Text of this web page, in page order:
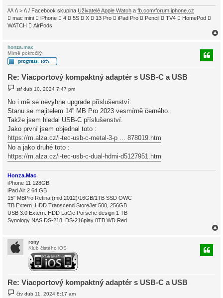
/\/\ /\ > /\ / Facebook skupina Uživatelé Apple Watch a fb.com/forum.iphone.cz
 mac mini  iPhone  4  5S  X  13 Pro  iPad Pro  Pencil  TV4  HomePod 
WATCH  AirPods
honza.mac
Mírně pokročilý
Re: Viacportový kompaktný adaptér s USB-C a USB
s
p
ě
v
e
stř dub 10, 2024 7:47 pm
No i mě se nevyhne upgrade příslušenství.
Stanu se majitelem 14” MB Pro 2023 vesmírně černého.
Takže jsem hledal USB-C příslušenství.
Jako první jsem objednal toto :
https://m.alza.cz/i-tec-usb-c-metal-3-p ... 878019.htm
No a jako druhé toto :
https://m.alza.cz/i-tec-usb-c-dual-hdmi-d5127951.htm
Honza.Mac
iPhone 11 128GB
iPad Air 2 64 GB
15" MBPro Retina (mid 2012)/16GB/1TB SSD OWC
TB Extern. HDD Transcend StoreJet 500, 256GB
USB 3.0 Extern. HDD LaCie Porsche design 1 TB
Synology NAS DS-218, DS-216play 8TB WD Red
rony
Klub čistého iOS
Re: Viacportový kompaktný adaptér s USB-C a USB
Pčtv dub 11, 2024 8:17 am